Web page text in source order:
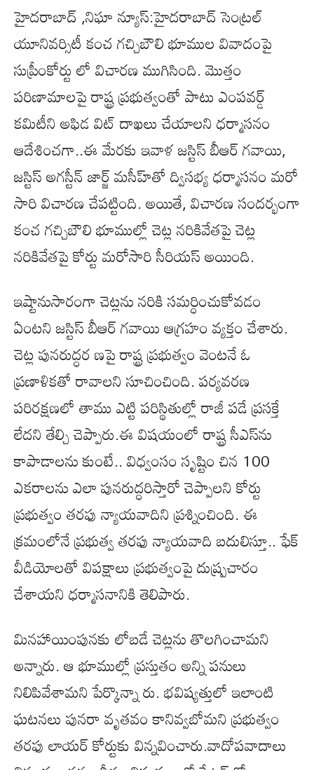
హైదరాబాద్ ,నిఘా న్యూస్:హైదరాబాద్‌ సెంట్రల్‌
యూనివర్సిటీ కంచ గచ్చిబౌలి భూముల వివాదంపై
సుప్రీంకోర్టు లో విచారణ ముగిసింది. మొత్తం
పరిణామాలపై రాష్ట్ర ప్రభుత్వంతో పాటు ఎంపవర్డ్‌
కమిటీని అఫిడ విట్ దాఖలు చేయాలని ధర్మాసనం
ఆదేశించగా..ఈ మేరకు ఇవాళ జస్టిస్‌ బీఆర్‌ గవాయి,
జస్టిస్ అగస్టీన్ జార్జ్ మసీహ్‌తో ద్విసభ్య ధర్మాసనం మరో
సారి విచారణ చేపట్టింది. అయితే, విచారణ సందర్భంగా
కంచ గచ్చిబౌలి భూముల్లో చెట్ల నరికివేతపై చెట్ల
నరికివేతపై కోర్టు మరోసారి సీరియస్ అయింది.
ఇష్టానుసారంగా చెట్లను నరికి సమర్ధించుకోవడం
ఏంటని జస్టిస్ బీఆర్ గవాయి ఆగ్రహం వ్యక్తం చేశారు.
చెట్ల పునరుద్ధర ణపై రాష్ట్ర ప్రభుత్వం వెంటనే ఓ
ప్రణాళికతో రావాలని సూచించింది. పర్యవరణ
పరిరక్షణలో తాము ఎట్టి పరిస్థితుల్లో రాజీ పడే ప్రసక్తే
లేదని తేల్చి చెప్పారు.ఈ విషయంలో రాష్ట్ర సీఎస్‌ను
కాపాడాలను కుంటే.. విధ్వంసం సృష్టిం చిన 100
ఎకరాలను ఎలా పునరుద్ధరిస్తారో చెప్పాలని కోర్టు
ప్రభుత్వం తరఫు న్యాయవాదిని ప్రశ్నించింది. ఈ
క్రమంలోనే ప్రభుత్వ తరఫు న్యాయవాది బదులిస్తూ.. ఫేక్
వీడియోలతో విపక్షాలు ప్రభుత్వంపై దుష్ప్రచారం
చేశాయని ధర్మాసనానికి తెలిపారు.
మినహాయింపునకు లోబడే చెట్లను తొలగించామని
అన్నారు. ఆ భూముల్లో ప్రస్తుతం అన్ని పనులు
నిలిపివేశామని పేర్కొన్నా రు. భవిష్యత్తులో ఇలాంటి
ఘటనలు పునరా వృతవం కానివ్వబోమని ప్రభుత్వం
తరఫు లాయర్ కోర్టుకు విన్నవించారు.వాదోపవాదాలు